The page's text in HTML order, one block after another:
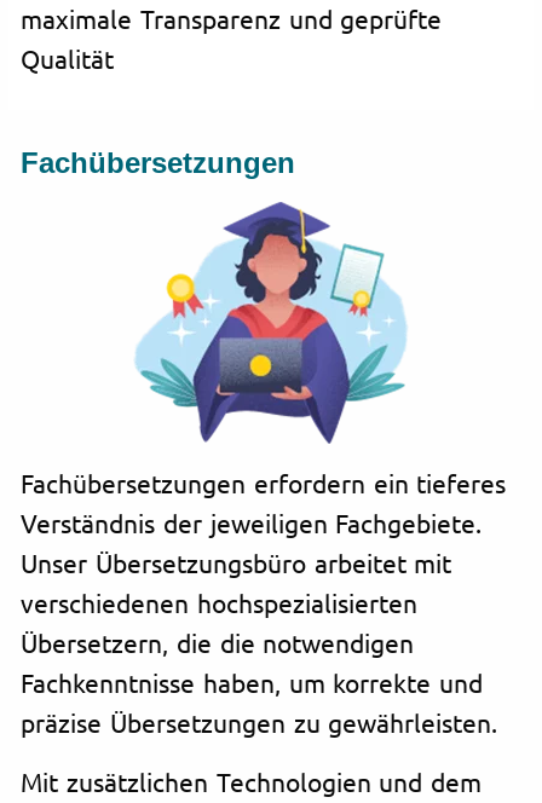
maximale Transparenz und geprüfte
Qualität
Fachübersetzungen
Fachübersetzungen erfordern ein tieferes
Verständnis der jeweiligen Fachgebiete.
Unser Übersetzungsbüro arbeitet mit
verschiedenen hochspezialisierten
Übersetzern, die die notwendigen
Fachkenntnisse haben, um korrekte und
präzise Übersetzungen zu gewährleisten.
Mit zusätzlichen Technologien und dem